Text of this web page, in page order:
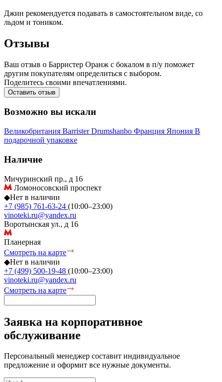
Джин рекомендуется подавать в самостоятельном виде, со
льдом и тоником.
Отзывы
Ваш отзыв о Барристер Оранж с бокалом в п/у поможет
другим покупателям определиться с выбором.
Поделитесь своими впечатлениями.
Оставить отзыв
Возможно вы искали
Великобритания BarristerDrumshanbo Франция Япония В
подарочной упаковке
Наличие
Мичуринский пр., д 16
Ломоносовский проспект
◆Нет в наличии
+7 (985) 761-63-24 (10:00–23:00)
vinoteki.ru@yandex.ru
Воротынская ул., д 16
Планерная
Смотреть на карте
◆Нет в наличии
+7 (499) 500-19-48 (10:00–23:00)
vinoteki.ru@yandex.ru
Смотреть на карте
Заявка на корпоративное
обслуживание
Персональный менеджер составит индивидуальное
предложение и оформит все нужные документы.